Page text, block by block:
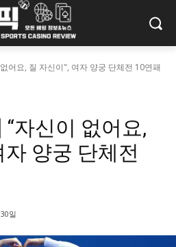
어요, 질 자신이", 여자 양궁 단체전 10연패
자신이 없어요,
자 양궁 단체전
일